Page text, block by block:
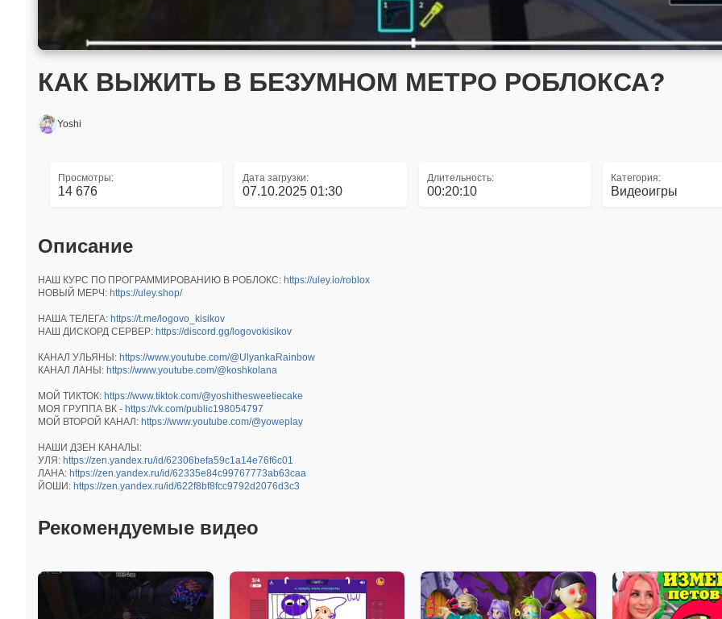
КАК ВЫЖИТЬ В БЕЗУМНОМ МЕТРО РОБЛОКСА?
Yoshi
Просмотры:
14 676
Дата загрузки:
07.10.2025 01:30
Длительность:
00:20:10
Категория:
Видеоигры
Описание
НАШ КУРС ПО ПРОГРАММИРОВАНИЮ В РОБЛОКС: https://uley.io/roblox
НОВЫЙ МЕРЧ: https://uley.shop/
НАША ТЕЛЕГА: https://t.me/logovo_kisikov
НАШ ДИСКОРД СЕРВЕР: https://discord.gg/logovokisikov
КАНАЛ УЛЬЯНЫ: https://www.youtube.com/@UlyankaRainbow
КАНАЛ ЛАНЫ: https://www.youtube.com/@koshkolana
МОЙ ТИКТОК: https://www.tiktok.com/@yoshithesweetiecake
МОЯ ГРУППА ВК - https://vk.com/public198054797
МОЙ ВТОРОЙ КАНАЛ: https://www.youtube.com/@yoweplay
НАШИ ДЗЕН КАНАЛЫ:
УЛЯ: https://zen.yandex.ru/id/62306befa59c1a14e76f6c01
ЛАНА: https://zen.yandex.ru/id/62335e84c99767773ab63caa
ЙОШИ: https://zen.yandex.ru/id/622f8bf8fcc9792d2076d3c3
Рекомендуемые видео